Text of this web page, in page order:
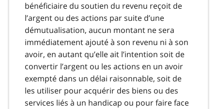
bénéficiaire du soutien du revenu reçoit de
l’argent ou des actions par suite d’une
démutualisation, aucun montant ne sera
immédiatement ajouté à son revenu ni à son
avoir, en autant qu’elle ait l’intention soit de
convertir l’argent ou les actions en un avoir
exempté dans un délai raisonnable, soit de
les utiliser pour acquérir des biens ou des
services liés à un handicap ou pour faire face